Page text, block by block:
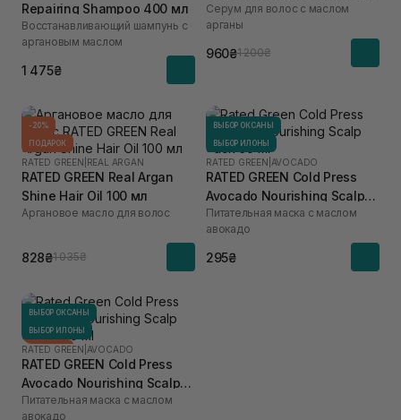
Repairing Shampoo 400 мл
Восстанавливающий шампунь с
аргановым маслом
1 475₴
мл
Серум для волос с маслом
арганы
960₴1 200₴
-20%
ПОДАРОК
RATED GREEN REAL ARGAN
RATED GREEN Real Argan
Shine Hair Oil 100 мл
Аргановое масло для волос
828₴1 035₴
ВЫБОР ОКСАНЫ
ВЫБОР ИЛОНЫ
RATED GREEN AVOCADO
RATED GREEN Cold Press
Avocado Nourishing Scalp
Pack 50 мл
Питательная маска с маслом
авокадо
295₴
ВЫБОР ОКСАНЫ
ВЫБОР ИЛОНЫ
ПОДАРОК
RATED GREEN AVOCADO
RATED GREEN Cold Press
Avocado Nourishing Scalp
Pack 200 мл
Питательная маска с маслом
авокадо